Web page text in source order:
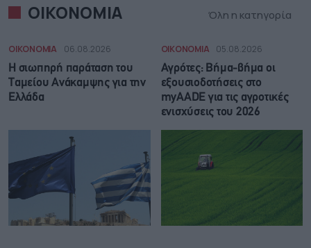
ΟΙΚΟΝΟΜΙΑ Όλη η κατηγορία
ΟΙΚΟΝΟΜΙΑ 06.08.2026
Η σιωπηρή παράταση του
Ταμείου Ανάκαμψης για την
Ελλάδα
ΟΙΚΟΝΟΜΙΑ 05.08.2026
Αγρότες: Βήμα-βήμα οι
εξουσιοδοτήσεις στο
myAADE για τις αγροτικές
ενισχύσεις του 2026